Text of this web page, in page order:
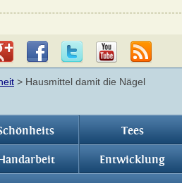
> Hausmittel damit die Nägel
Tees
Entwicklung